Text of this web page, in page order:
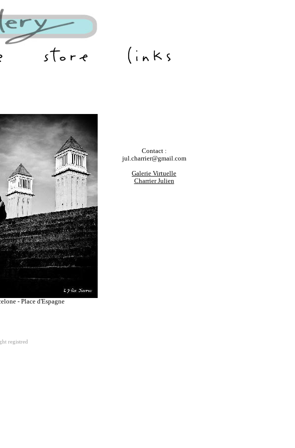
- Place d'Espagne
Contact :
jul.charrier@gmail.com
Galerie Virtuelle
Charrier Julien
registred